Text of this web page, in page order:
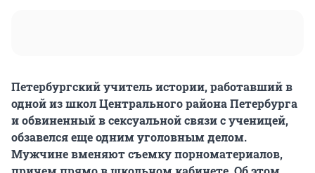
Петербургский учитель истории, работавший в
одной из школ Центрального района Петербурга
и обвиненный в сексуальной связи с ученицей,
обзавелся еще одним уголовным делом.
Мужчине вменяют съемку порноматериалов,